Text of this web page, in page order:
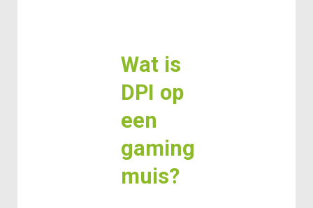
Wat is
DPI op
een
gaming
muis?